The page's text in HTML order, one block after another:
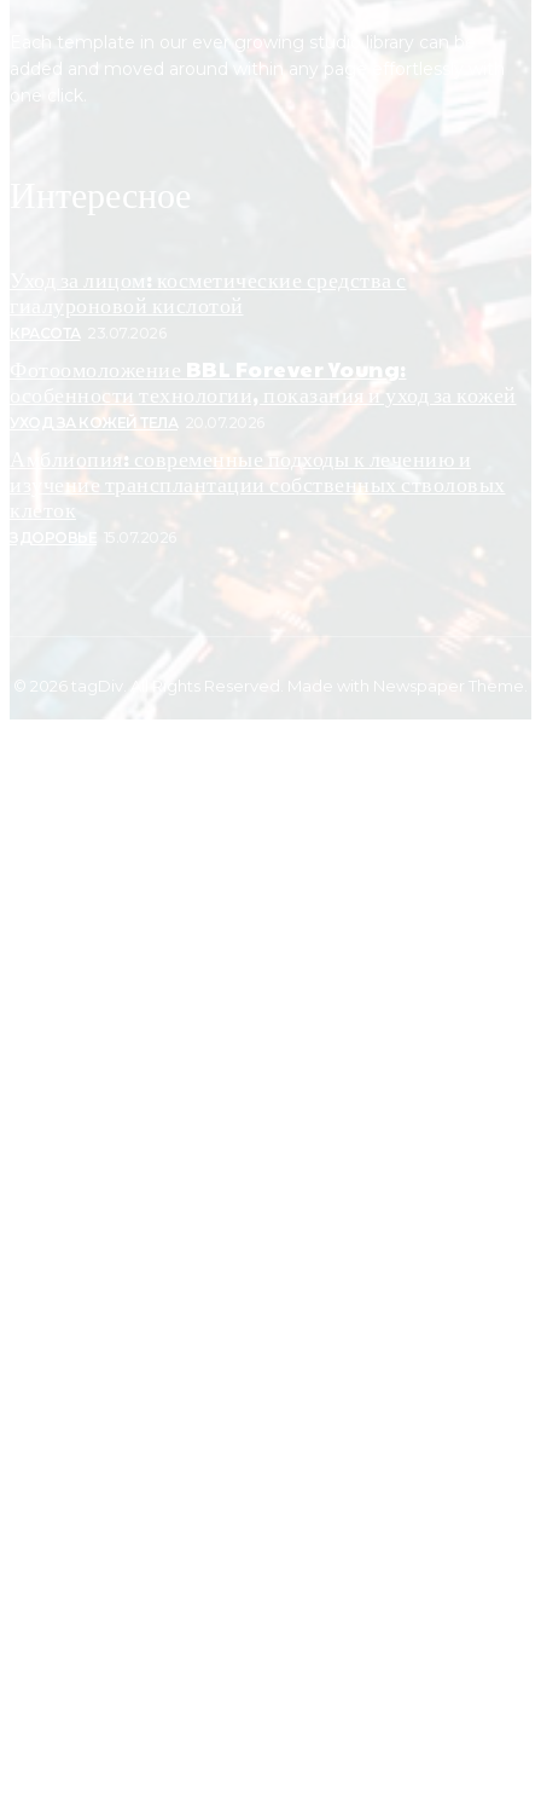
Each template in our ever growing studio library can be
added and moved around within any page effortlessly with
Интересное
Уход за лицом: косметические средства с
гиалуроновой кислотой
КРАСОТА
Фотоомоложение BBL Forever Young:
особенности технологии, показания и уход за кожей
УХОД ЗА КОЖЕЙ ТЕЛА
Амблиопия: современные подходы к лечению и
изучение трансплантации собственных стволовых
клеток
ЗДОРОВЬЕ
© 2026 tagDiv. All Rights Reserved. Made with Newspaper Theme.